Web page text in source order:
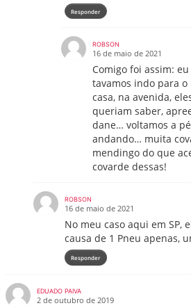
Responder
ROBSON
16 de maio de 2021
Comigo foi assim:
tavamos indo para o
casa, na avenida,
queriam saber,
dane… voltamos a
andando… muita
mendingo do que
covarde dessas!
ROBSON
16 de maio de 2021
No meu caso aqui em SP,
causa de 1 Pneu apenas,
Responder
EDUADO PAIVA
2 de outubro de 2019